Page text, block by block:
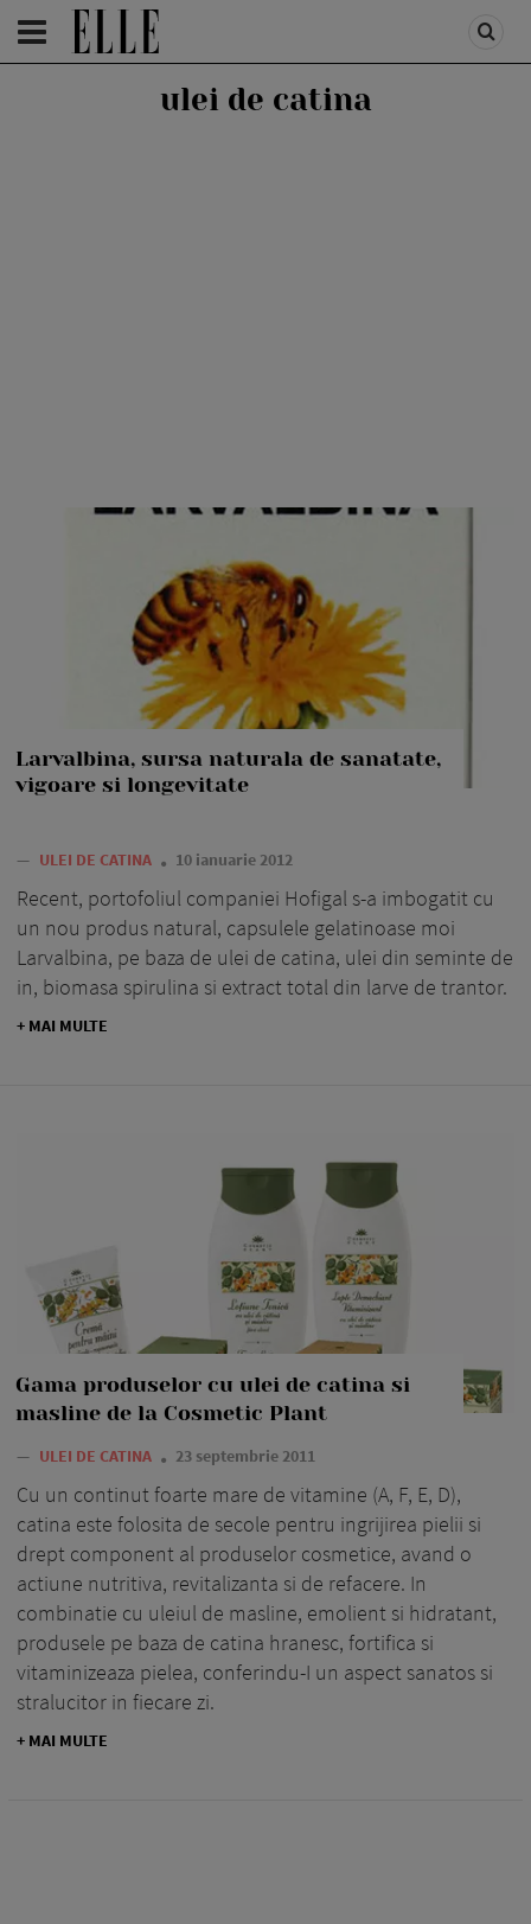
HOMEPAGE /HEALTH & DIET
ulei de catina
Larvalbina, sursa naturala de sanatate,
vigoare si longevitate
— ULEI DE CATINA 10 ianuarie 2012
Recent, portofoliul companiei Hofigal s-a imbogatit cu
un nou produs natural, capsulele gelatinoase moi
Larvalbina, pe baza de ulei de catina, ulei din seminte de
in, biomasa spirulina si extract total din larve de trantor.
+ MAI MULTE
Gama produselor cu ulei de catina si
masline de la Cosmetic Plant
— ULEI DE CATINA 23 septembrie 2011
Cu un continut foarte mare de vitamine (A, F, E, D),
catina este folosita de secole pentru ingrijirea pielii si
drept component al produselor cosmetice, avand o
actiune nutritiva, revitalizanta si de refacere. In
combinatie cu uleiul de masline, emolient si hidratant,
produsele pe baza de catina hranesc, fortifica si
vitaminizeaza pielea, conferindu-I un aspect sanatos si
stralucitor in fiecare zi.
+ MAI MULTE